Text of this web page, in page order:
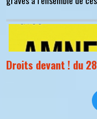
Droits devant ! du